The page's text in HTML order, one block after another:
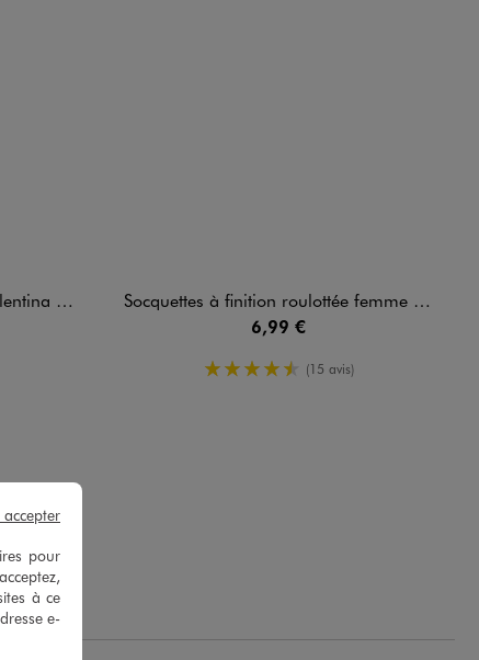
Socquettes à finition roulottée femme (lot de 2)
6,99 €
4.5/5 de moyenne
(15 avis)
pour
à ce
e-